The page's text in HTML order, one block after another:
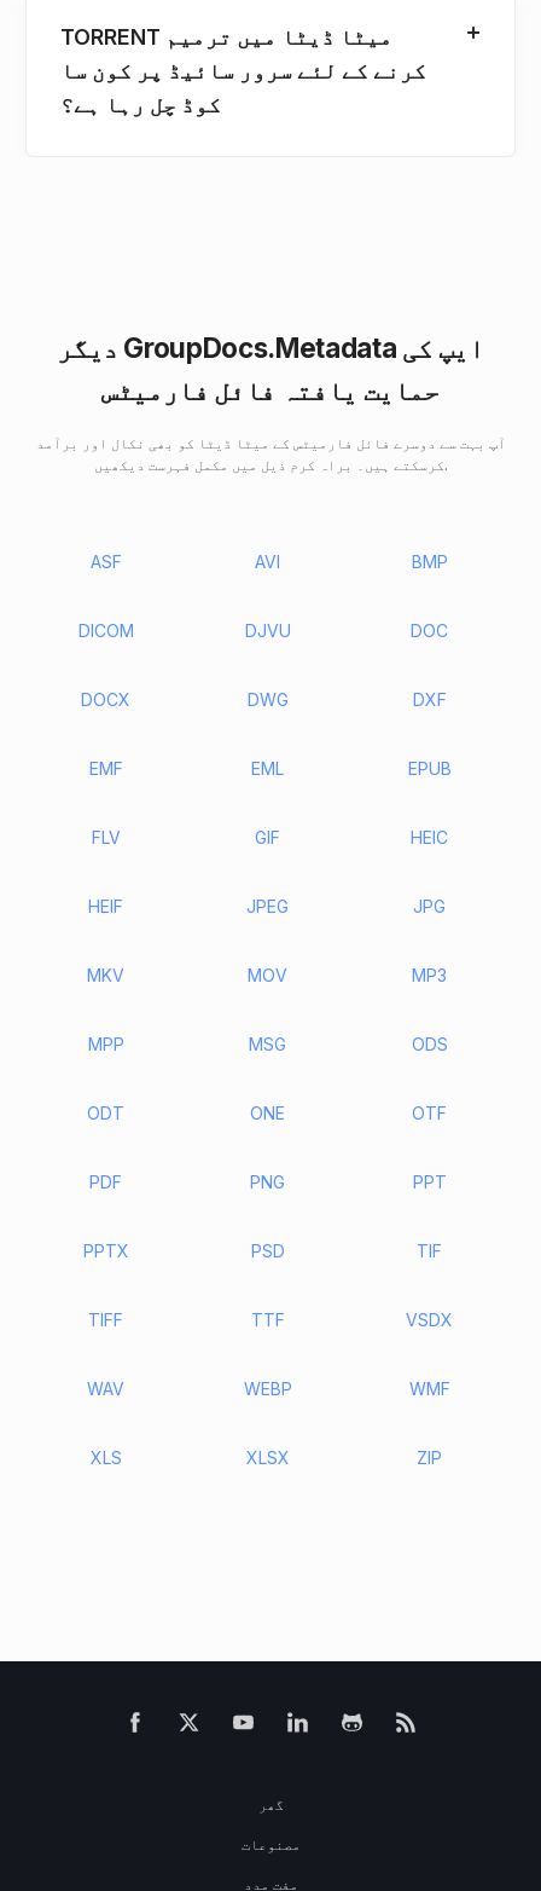
TORRENT میٹا ڈیٹا میں ترمیم
کرنے کے لئے سرور سائیڈ پر کون سا
کوڈ چل رہا ہے؟
دیگر GroupDocs.Metadata ایپ کی
حمایت یافتہ فائل فارمیٹس
آپ بہت سے دوسرے فائل فارمیٹس کے میٹا ڈیٹا کو بھی نکال اور برآمد
کرسکتے ہیں۔ براہ کرم ذیل میں مکمل فہرست دیکھیں.
ASF AVI BMP
DICOM DJVU DOC
DOCX DWG DXF
EMF EML EPUB
FLV GIF HEIC
HEIF JPEG JPG
MKV MOV MP3
MPP MSG ODS
ODT ONE OTF
PDF PNG PPT
PPTX PSD TIF
TIFF TTF VSDX
WAV WEBP WMF
XLS XLSX ZIP
گھر
مصنوعات
مفت مدد